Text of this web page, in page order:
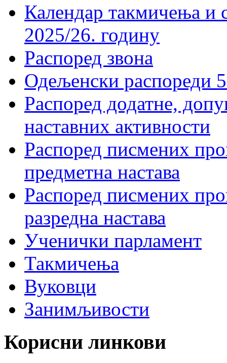
Календар такмичења
2025/26. годину
Распоред звона
Одељенски распореди
Распоред додатне,
наставних активности
Распоред писмених
предметна настава
Распоред писмених
разредна настава
Ученички парламент
Такмичења
Вуковци
Занимљивости
Корисни линкови